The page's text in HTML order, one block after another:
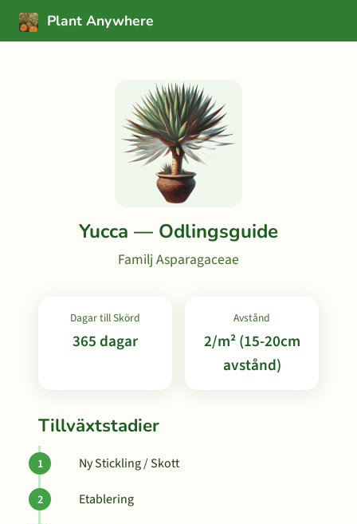
Plant Anywhere
Yucca — Odlingsguide
Familj Asparagaceae
Dagar till Skörd
365 dagar
Avstånd
2/m² (15-20cm
avstånd)
Tillväxtstadier
Ny Stickling / Skott
Etablering